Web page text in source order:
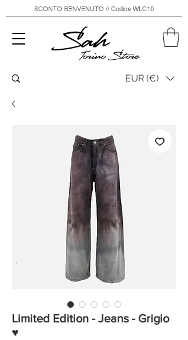
Sah
Torino Store
SCONTO BENVENUTO // Codice WLC10
EUR (€)
Limited Edition - Jeans - Grigio
♥